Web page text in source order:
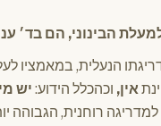
הבינוני, הם בד׳
הנעלית, במאמציו
אין, וכהכלל הידוע: יש
למדריגה רוחנית, הגבוהה